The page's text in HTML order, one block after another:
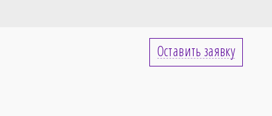
Оставить заявку